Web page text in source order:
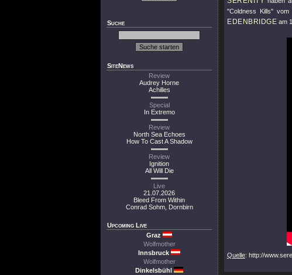
Suche
SiteNews
Review
Audrey Horne
Achilles
Special
In Extremo
Review
North Sea Echoes
How To Cast A Shadow
Review
Ignition
All Will Die
Live
21.07.2026
Bleed From Within
Conrad Sohm, Dornbirn
Upcoming Live
Graz
Wolfmother
Innsbruck
Wolfmother
Dinkelsbühl
"Coldness Kills"vom
EDENBRIDGE am
Quelle: http://